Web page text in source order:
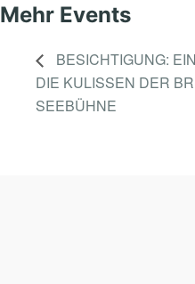
Mehr Events
BESICHTIGUNG:
DIE KULISSEN DER
SEEBÜHNE